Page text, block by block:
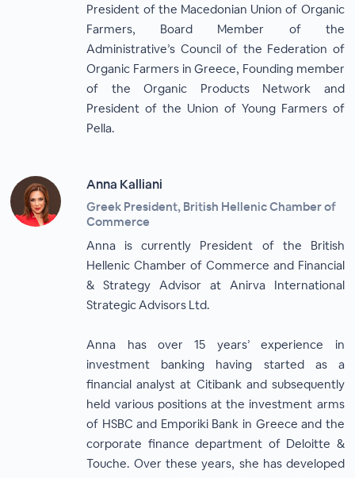
President of the Macedonian Union of Organic
Farmers, Board Member of the
Administrative’s Council of the Federation of
Organic Farmers in Greece, Founding member
of the Organic Products Network and
President of the Union of Young Farmers of
Pella.
Anna Kalliani
Greek President, British Hellenic Chamber of
Commerce
Anna is currently President of the British
Hellenic Chamber of Commerce and Financial
& Strategy Advisor at Anirva International
Strategic Advisors Ltd.
Anna has over 15 years’ experience in
investment banking having started as a
financial analyst at Citibank and subsequently
held various positions at the investment arms
of HSBC and Emporiki Bank in Greece and the
corporate finance department of Deloitte &
Touche. Over these years, she has developed